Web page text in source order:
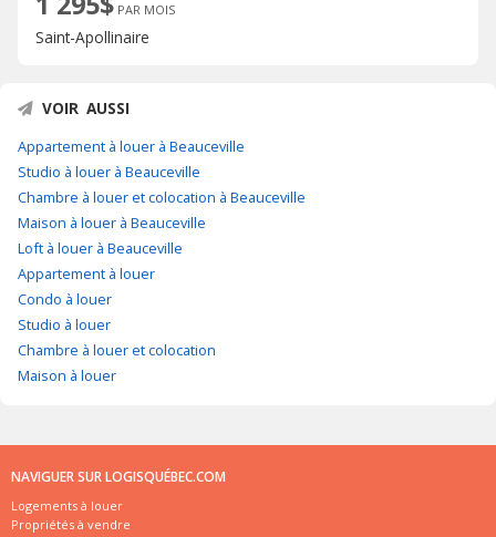
PAR MOIS
Saint-Apollinaire
VOIR AUSSI
Appartement à louer à Beauceville
Studio à louer à Beauceville
Chambre à louer et colocation à Beauceville
Maison à louer à Beauceville
Loft à louer à Beauceville
Appartement à louer
Condo à louer
Studio à louer
Chambre à louer et colocation
Maison à louer
NAVIGUER SUR LOGISQUÉBEC.COM
Logements à louer
Propriétés à vendre